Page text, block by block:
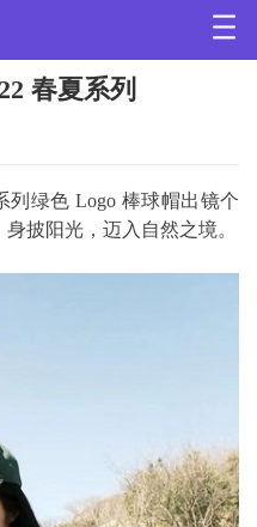
春夏系列
列绿色 Logo 棒球帽出镜个
披阳光，迈入自然之境。